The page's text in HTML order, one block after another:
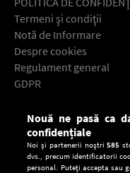
Termeni şi condiţii
Notă de Informare
Despre cookies
Regulament general
GDPR
Descarcă gratuit
Nouă ne pasă ca
confidențiale
Noi și partenerii noștri585
dvs., precum identificatorii
personal. Puteți accepta sau